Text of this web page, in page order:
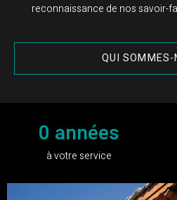
reconnaissance de nos savoir-
QUI SOMMES-
0 années
à votre service